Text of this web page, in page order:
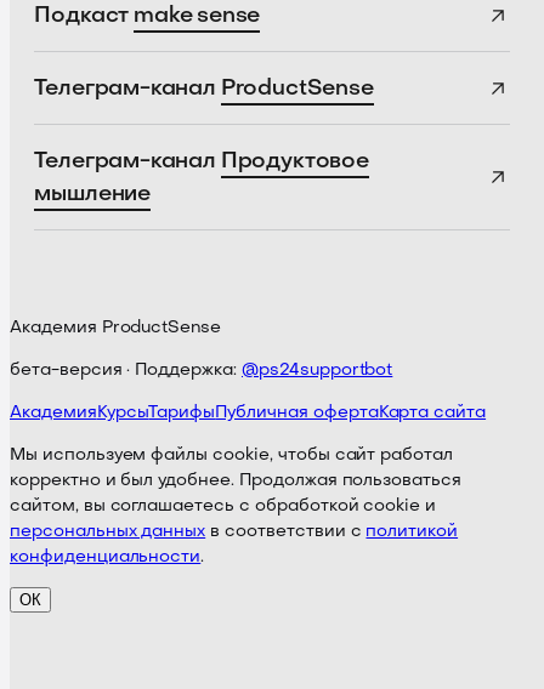
Подкаст make sense
Телеграм-канал ProductSense
Телеграм-канал Продуктовое
мышление
Академия ProductSense
бета-версия · Поддержка: @ps24supportbot
Академия КурсыТарифы Публичная офертаКарта сайта
Мы используем файлы cookie, чтобы сайт работал
корректно и был удобнее. Продолжая пользоваться
сайтом, вы соглашаетесь с обработкой cookie и
персональных данных в соответствии с политикой
конфиденциальности.
ОК